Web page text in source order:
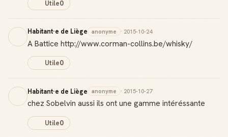
Utile0
Habitant·e de Liège anonyme · 2015-10-24
A Battice http://www.corman-collins.be/whisky/
Utile0
Habitant·e de Liège anonyme · 2015-10-27
chez Sobelvin aussi ils ont une gamme intéréssante
Utile0